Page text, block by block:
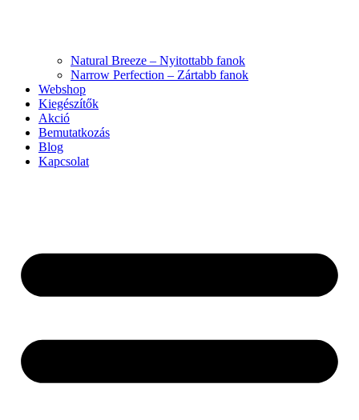
Natural Breeze – Nyitottabb fanok
Narrow Perfection – Zártabb fanok
Webshop
Kiegészítők
Akció
Bemutatkozás
Blog
Kapcsolat